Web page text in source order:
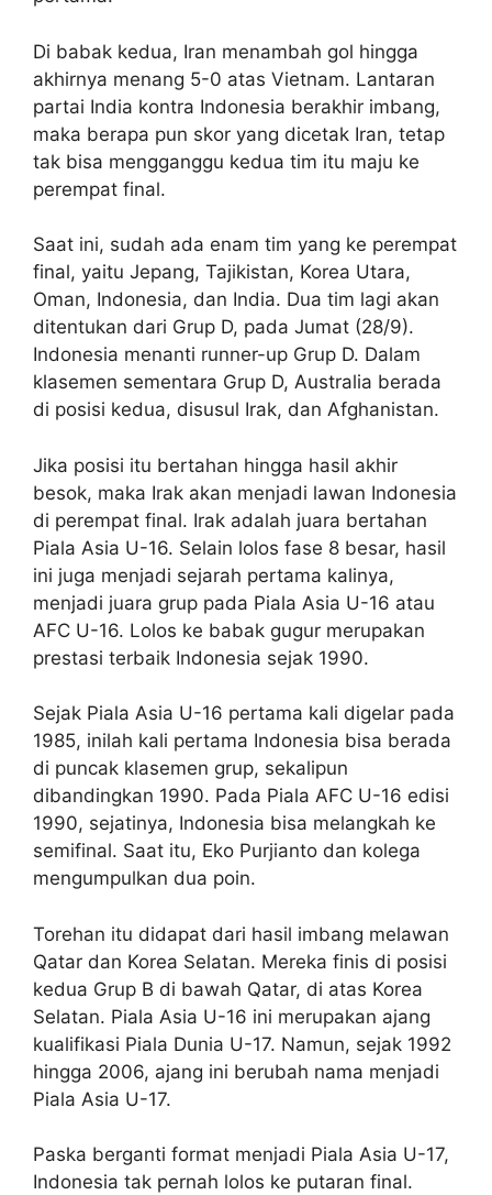
Di babak kedua, Iran menambah gol hingga
akhirnya menang 5-0 atas Vietnam. Lantaran
partai India kontra Indonesia berakhir imbang,
maka berapa pun skor yang dicetak Iran, tetap
tak bisa mengganggu kedua tim itu maju ke
perempat final.
Saat ini, sudah ada enam tim yang ke perempat
final, yaitu Jepang, Tajikistan, Korea Utara,
Oman, Indonesia, dan India. Dua tim lagi akan
ditentukan dari Grup D, pada Jumat (28/9).
Indonesia menanti runner-up Grup D. Dalam
klasemen sementara Grup D, Australia berada
di posisi kedua, disusul Irak, dan Afghanistan.
Jika posisi itu bertahan hingga hasil akhir
besok, maka Irak akan menjadi lawan Indonesia
di perempat final. Irak adalah juara bertahan
Piala Asia U-16. Selain lolos fase 8 besar, hasil
ini juga menjadi sejarah pertama kalinya,
menjadi juara grup pada Piala Asia U-16 atau
AFC U-16. Lolos ke babak gugur merupakan
prestasi terbaik Indonesia sejak 1990.
Sejak Piala Asia U-16 pertama kali digelar pada
1985, inilah kali pertama Indonesia bisa berada
di puncak klasemen grup, sekalipun
dibandingkan 1990. Pada Piala AFC U-16 edisi
1990, sejatinya, Indonesia bisa melangkah ke
semifinal. Saat itu, Eko Purjianto dan kolega
mengumpulkan dua poin.
Torehan itu didapat dari hasil imbang melawan
Qatar dan Korea Selatan. Mereka finis di posisi
kedua Grup B di bawah Qatar, di atas Korea
Selatan. Piala Asia U-16 ini merupakan ajang
kualifikasi Piala Dunia U-17. Namun, sejak 1992
hingga 2006, ajang ini berubah nama menjadi
Piala Asia U-17.
Paska berganti format menjadi Piala Asia U-17,
Indonesia tak pernah lolos ke putaran final.